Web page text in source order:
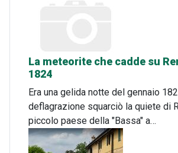
La meteorite che cadde su
1824
Era una gelida notte del gennaio
deflagrazione squarciò la quiete di
piccolo paese della "Bassa" a…